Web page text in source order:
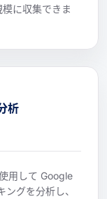
に収集できま
析
用して Google
グを分析し、